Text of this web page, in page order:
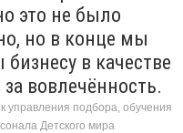
это не было
но в конце мы
в качестве
вовлечённость.
управления подбора, обучения
Детского мира